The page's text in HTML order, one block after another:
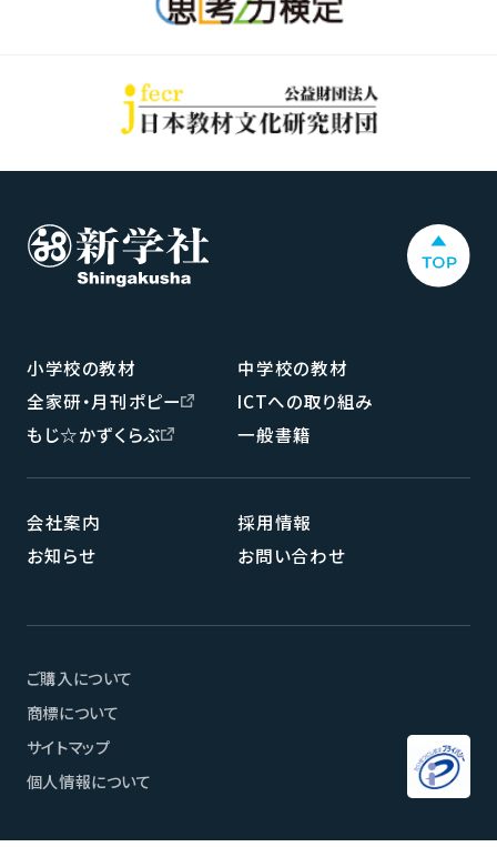
小学校の教材
中学校の教材
全家研・月刊ポピー
ICTへの取り組み
もじ☆かずくらぶ
一般書籍
会社案内
採用情報
お知らせ
お問い合わせ
ご購入について
商標について
サイトマップ
個人情報について